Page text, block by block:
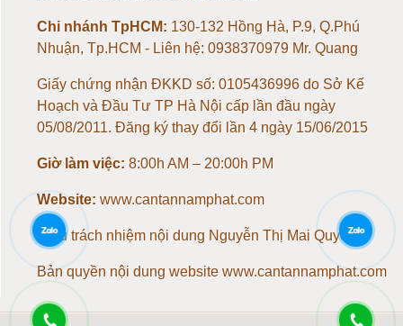
Loadcell 500kg
Loadcell 1 tấn
Loadcell 3 tấn
Loadcell 5 tấn
Loadcell 10 tấn
Chi nhánh TpHCM: 130-132 Hồng Hà, P.9, Q.Phú
Nhuận, Tp.HCM - Liên hệ: 0938370979 Mr. Quang
Giấy chứng nhận ĐKKD số: 0105436996 do Sở Kế
Hoạch và Đầu Tư TP Hà Nội cấp lần đầu ngày
05/08/2011. Đăng ký thay đổi lần 4 ngày 15/06/2015
Giờ làm việc: 8:00h AM – 20:00h PM
Website: www.cantannamphat.com
Chịu trách nhiệm nội dung Nguyễn Thị Mai Quyên
Bản quyền nội dung website www.cantannamphat.com